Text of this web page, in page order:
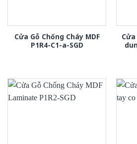
Cửa Gỗ Chống Cháy MDF
P1R4-C1-a-SGD